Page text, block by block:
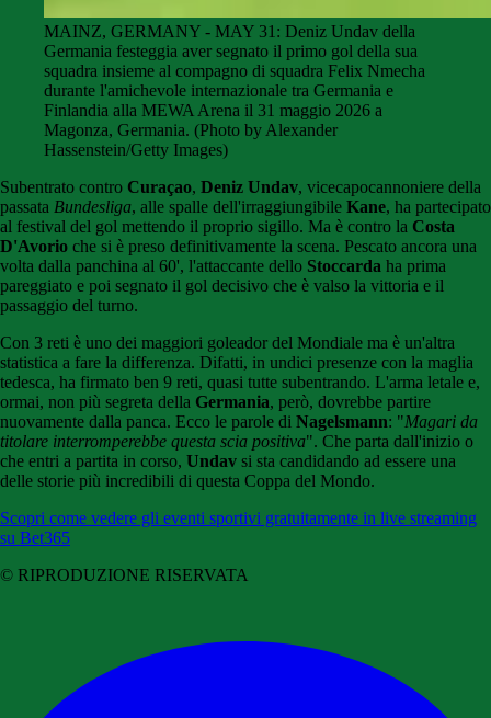
MAINZ, GERMANY - MAY 31: Deniz Undav della
Germania festeggia aver segnato il primo gol della sua
squadra insieme al compagno di squadra Felix Nmecha
durante l'amichevole internazionale tra Germania e
Finlandia alla MEWA Arena il 31 maggio 2026 a
Magonza, Germania. (Photo by Alexander
Hassenstein/Getty Images)
Subentrato contro Curaçao, Deniz Undav, vicecapocannoniere della
passata Bundesliga, alle spalle dell'irraggiungibile Kane, ha partecipato
al festival del gol mettendo il proprio sigillo. Ma è contro la Costa
D'Avorio che si è preso definitivamente la scena. Pescato ancora una
volta dalla panchina al 60', l'attaccante dello Stoccarda ha prima
pareggiato e poi segnato il gol decisivo che è valso la vittoria e il
passaggio del turno.
Con 3 reti è uno dei maggiori goleador del Mondiale ma è un'altra
statistica a fare la differenza. Difatti, in undici presenze con la maglia
tedesca, ha firmato ben 9 reti, quasi tutte subentrando. L'arma letale e,
ormai, non più segreta della Germania, però, dovrebbe partire
nuovamente dalla panca. Ecco le parole di Nagelsmann: "Magari da
titolare interromperebbe questa scia positiva". Che parta dall'inizio o
che entri a partita in corso, Undav si sta candidando ad essere una
delle storie più incredibili di questa Coppa del Mondo.
Scopri come vedere gli eventi sportivi gratuitamente in live streaming
su Bet365
© RIPRODUZIONE RISERVATA